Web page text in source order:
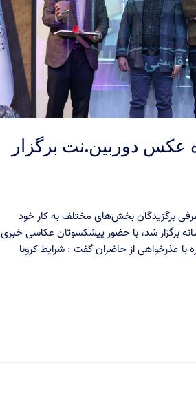
عکس دوربین.نت برگزار
برگزیدگان بخش‌های مختلف به کار خود
برگزار شد، با حضور پیشکسوتان عکاسی خبری
با عذرخواهی از حاضران گفت : شرایط کرونا